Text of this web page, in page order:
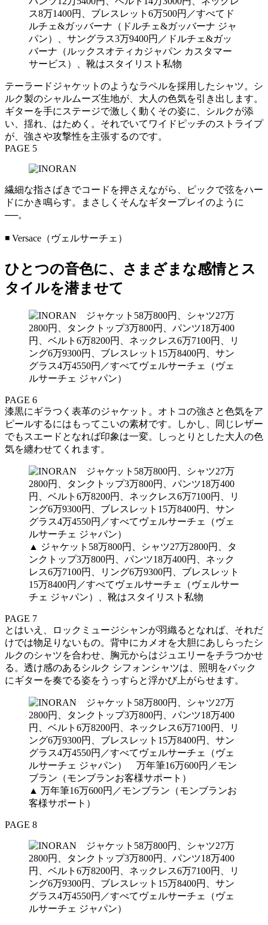
ス8万1400円、ブレスレット6万500円／すべてド
ルチェ&ガッバーナ（ドルチェ&ガッバーナ ジャ
パン）、サングラス3万9400円／ドルチェ&ガッ
バーナ（ルックスオティカジャパン カスタマー
サービス）、靴はスタイリスト私物
テーラードジャケットのようなラペルを採用したシャツ。シ
ルク製のシャルムーズ生地が、大人の色気を引き出します。
ギターを手にステージで激しく動くその姿に、シルクが添
い、揺れ、はためく。それでいてワイドピッチのストライプ
が、強さや攻撃性を主張するのです。
PAGE 5
繊細な指さばきでコードを押さえながら、ピックで弦をハー
ドにかき鳴らす。まさしくそんなギタープレイのように
──。
◾️ Versace（ヴェルサーチェ）
ひとつの音色に、さまざまな感情とス
タイルを潜ませて
PAGE 6
漆黒にギラつく表革のジャケット。オトコの強さと色気をア
ピールするにはもってこいの素材です。しかし、同じレザー
でもスエードとなれば印象は一変。しっとりとした大人の色
気を纏わせてくれます。
▲ ジャケット58万800円、シャツ27万2800円、タ
ンクトップ3万800円、パンツ18万400円、ネック
レス6万7100円、リング6万9300円、ブレスレット
15万8400円／すべてヴェルサーチェ（ヴェルサー
チェ ジャパン）、靴はスタイリスト私物
PAGE 7
とはいえ、ロックミュージシャンが羽織るとなれば、それだ
けでは物足りないもの。背中にカメオを大胆にあしらったシ
ルクのシャツを合わせ、胸元からはジュエリーをチラつかせ
る。透け感のあるシルク シフォンシャツは、照明をバック
にギターを奏でる姿をうっすらと浮かび上がらせます。
▲ 万年筆16万600円／モンブラン（モンブランお
客様サポート）
PAGE 8